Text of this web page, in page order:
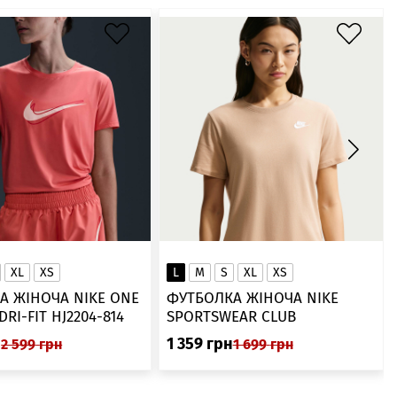
XL XS
ЖІНОЧА NIKE ONE
SWOOSH DRI-FIT HJ2204-814
2 599 грн
L M S XL XS
ФУТБОЛКА ЖІНОЧА NIKE
SPORTSWEAR CLUB
ESSENTIALS DX7902-286
1 359 грн1 699 грн